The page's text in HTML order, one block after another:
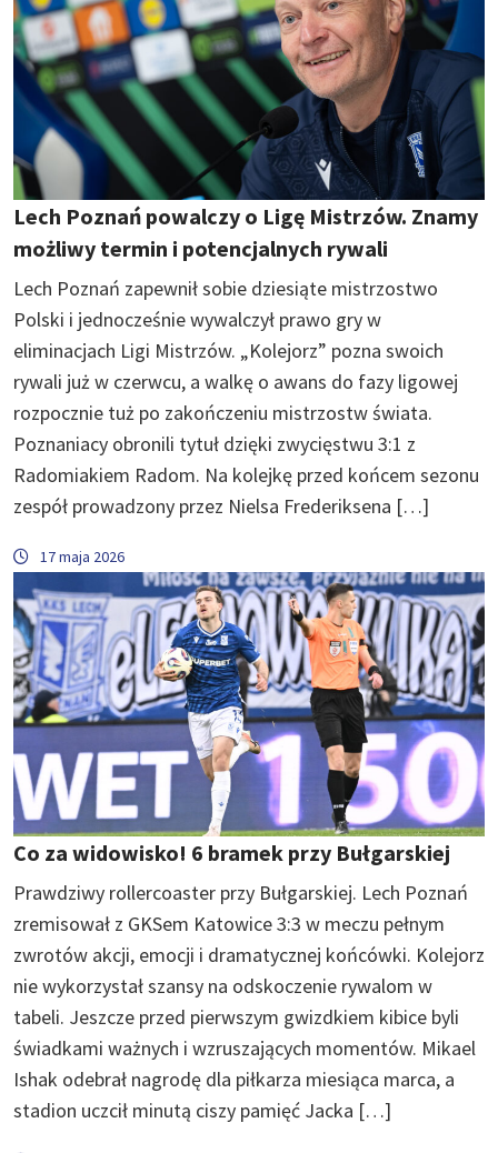
Lech Poznań powalczy o Ligę Mistrzów. Znamy
możliwy termin i potencjalnych rywali
Lech Poznań zapewnił sobie dziesiąte mistrzostwo
Polski i jednocześnie wywalczył prawo gry w
eliminacjach Ligi Mistrzów. „Kolejorz” pozna swoich
rywali już w czerwcu, a walkę o awans do fazy ligowej
rozpocznie tuż po zakończeniu mistrzostw świata.
Poznaniacy obronili tytuł dzięki zwycięstwu 3:1 z
Radomiakiem Radom. Na kolejkę przed końcem sezonu
zespół prowadzony przez Nielsa Frederiksena […]
17 maja 2026
Co za widowisko! 6 bramek przy Bułgarskiej
Prawdziwy rollercoaster przy Bułgarskiej. Lech Poznań
zremisował z GKSem Katowice 3:3 w meczu pełnym
zwrotów akcji, emocji i dramatycznej końcówki. Kolejorz
nie wykorzystał szansy na odskoczenie rywalom w
tabeli. Jeszcze przed pierwszym gwizdkiem kibice byli
świadkami ważnych i wzruszających momentów. Mikael
Ishak odebrał nagrodę dla piłkarza miesiąca marca, a
stadion uczcił minutą ciszy pamięć Jacka […]